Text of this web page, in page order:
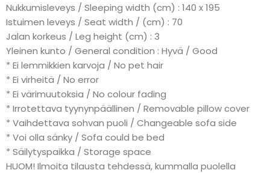
Nukkumisleveys / Sleeping width (cm) : 140 x 195
Istuimen leveys / Seat width / (cm) : 70
Jalan korkeus / Leg height (cm) : 3
Yleinen kunto / General condition : Hyvä / Good
* Ei lemmikkien karvoja / No pet hair
* Ei virheitä / No error
* Ei värimuutoksia / No colour fading
* Irrotettava tyynynpäällinen / Removable pillow cover
* Vaihdettava sohvan puoli / Changeable sofa side
* Voi olla sänky / Sofa could be bed
* Säilytyspaikka / Storage space
HUOM! Ilmoita tilausta tehdessä, kummalla puolella